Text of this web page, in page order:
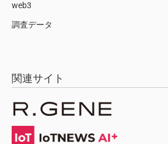
web3
調査データ
関連サイト